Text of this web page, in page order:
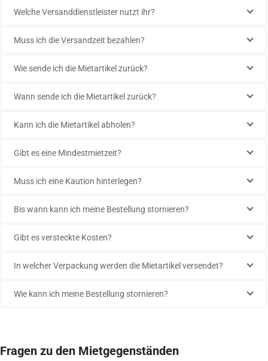
Welche Versanddienstleister nutzt ihr?
Muss ich die Versandzeit bezahlen?
Wie sende ich die Mietartikel zurück?
Wann sende ich die Mietartikel zurück?
Kann ich die Mietartikel abholen?
Gibt es eine Mindestmietzeit?
Muss ich eine Kaution hinterlegen?
Bis wann kann ich meine Bestellung stornieren?
Gibt es versteckte Kosten?
In welcher Verpackung werden die Mietartikel versendet?
Wie kann ich meine Bestellung stornieren?
Fragen zu den Mietgegenständen